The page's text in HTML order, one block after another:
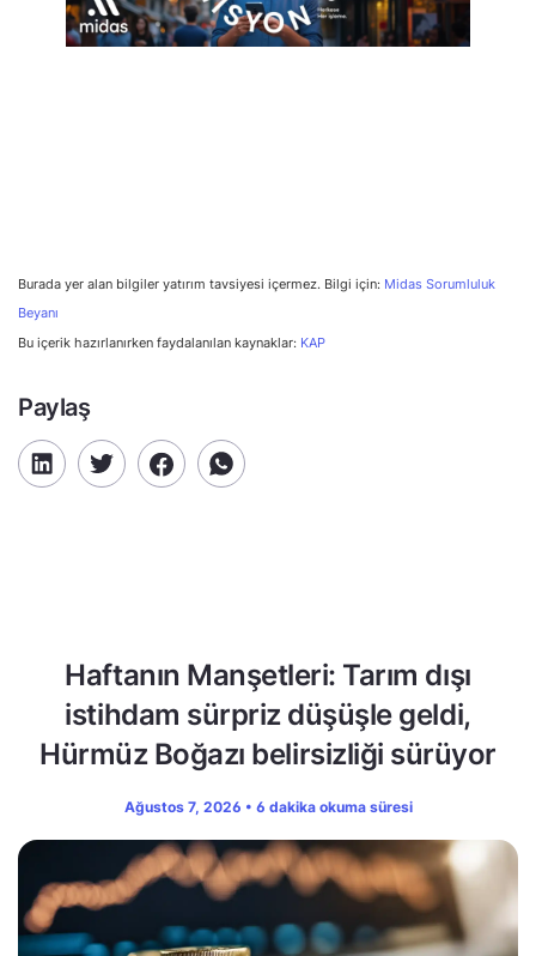
Burada yer alan bilgiler yatırım tavsiyesi içermez. Bilgi için: Midas Sorumluluk
Beyanı
Bu içerik hazırlanırken faydalanılan kaynaklar: KAP
Paylaş
Haftanın Manşetleri: Tarım dışı
istihdam sürpriz düşüşle geldi,
Hürmüz Boğazı belirsizliği sürüyor
Ağustos 7, 2026 • 6 dakika okuma süresi